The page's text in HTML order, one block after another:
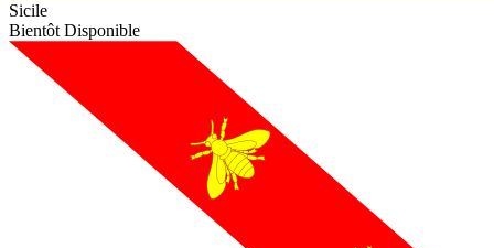
Sicile
Bientôt Disponible